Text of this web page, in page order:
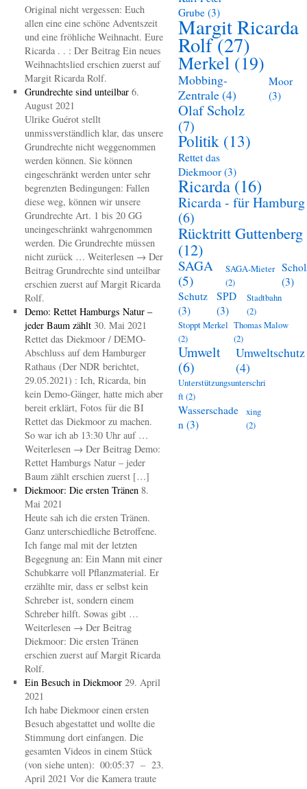
Original nicht vergessen: Euch
allen eine eine schöne Adventszeit
und eine fröhliche Weihnacht. Eure
Ricarda . . : Der Beitrag Ein neues
Weihnachtslied erschien zuerst auf
Margit Ricarda Rolf.
Grundrechte sind unteilbar 6.
August 2021
Ulrike Guérot stellt
unmissverständlich klar, das unsere
Grundrechte nicht weggenommen
werden können. Sie können
eingeschränkt werden unter sehr
begrenzten Bedingungen: Fallen
diese weg, können wir unsere
Grundrechte Art. 1 bis 20 GG
uneingeschränkt wahrgenommen
werden. Die Grundrechte müssen
nicht zurück … Weiterlesen → Der
Beitrag Grundrechte sind unteilbar
erschien zuerst auf Margit Ricarda
Rolf.
Demo: Rettet Hamburgs Natur –
jeder Baum zählt 30. Mai 2021
Rettet das Diekmoor / DEMO-
Abschluss auf dem Hamburger
Rathaus (Der NDR berichtet,
29.05.2021) : Ich, Ricarda, bin
kein Demo-Gänger, hatte mich aber
bereit erklärt, Fotos für die BI
Rettet das Diekmoor zu machen.
So war ich ab 13:30 Uhr auf …
Weiterlesen → Der Beitrag Demo:
Rettet Hamburgs Natur – jeder
Baum zählt erschien zuerst […]
Diekmoor: Die ersten Tränen 8.
Mai 2021
Heute sah ich die ersten Tränen.
Ganz unterschiedliche Betroffene.
Ich fange mal mit der letzten
Begegnung an: Ein Mann mit einer
Schubkarre voll Pflanzmaterial. Er
erzählte mir, dass er selbst kein
Schreber ist, sondern einem
Schreber hilft. Sowas gibt …
Weiterlesen → Der Beitrag
Diekmoor: Die ersten Tränen
erschien zuerst auf Margit Ricarda
Rolf.
Ein Besuch in Diekmoor 29. April
2021
Ich habe Diekmoor einen ersten
Besuch abgestattet und wollte die
Stimmung dort einfangen. Die
gesamten Videos in einem Stück
(von siehe unten): 00:05:37 – 23.
April 2021 Vor die Kamera traute
Grube (3)
Margit Ricarda
Rolf(27)
Merkel (19)
Mobbing-
Zentrale(4)
Moor
(3)
Olaf Scholz
(7)
Politik (13)
Rettet das
Diekmoor (3)
Ricarda(16)
Ricarda - für Hamburg
(6)
Rücktritt Guttenberg
(12)
SAGA
(5)
SAGA-Mieter
(2)
(3)
Schutz
(3)
SPD
(3)
Stadtbahn
(2)
Stoppt Merkel
(2)
Thomas Malow
(2)
Umwelt
(6)
Umweltschutz
(4)
Unterstützungsunterschri
ft(2)
Wasserschade
n (3)
xing
(2)